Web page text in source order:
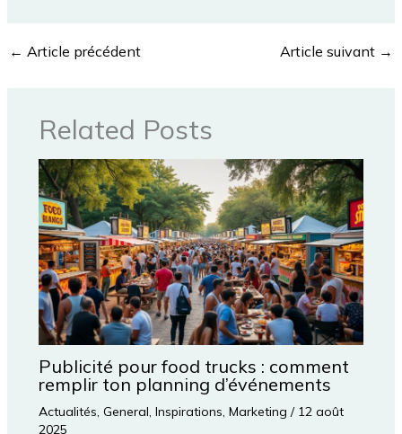
← Article précédent Article suivant →
Related Posts
Publicité pour food trucks : comment
remplir ton planning d’événements
Actualités, General, Inspirations, Marketing / 12 août
2025